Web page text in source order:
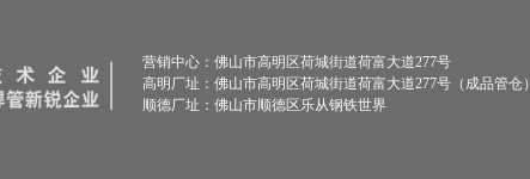
营销中心：佛山市高明区荷城街道荷富大道277号
高明厂址：佛山市高明区荷城街道荷富大道277号（成品管仓）
顺德厂址：佛山市顺德区乐从钢铁世界